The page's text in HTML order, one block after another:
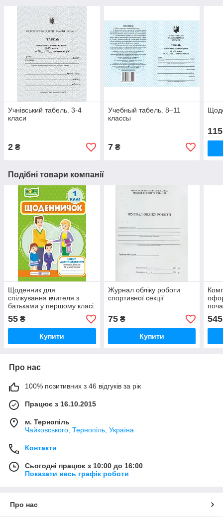
Учнівський табель. 3-4
класи
2 ₴
Учебный табель. 8–11
классы
7₴
115
Подібні товари компанії
Щоденник для
спілкування вчителя з
батьками у першому класі.
55 ₴
Купити
Журнал обліку роботи
спортивної секції
75₴
Купити
545
Про нас
100% позитивних з 46 відгуків за рік
Працює з 16.10.2015
м. Тернопіль
Чайковського, Тернопіль, Україна
Контакти
Сьогодні працює з 10:00 до 16:00
Показати весь графік роботи
Про нас